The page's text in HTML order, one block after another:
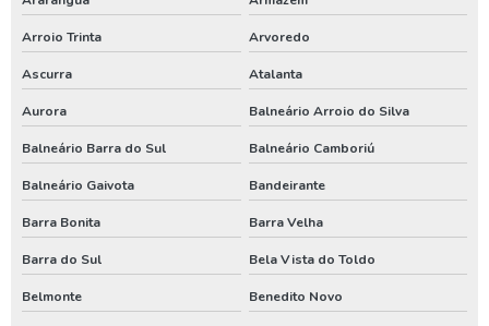
Perfuração de poço artesiano valor
Perfuração de poço artesianos melhor preço
Perfuração de poço preço
Perfuração de poço profundo
Perfuração de poço tubular
Perfuração de poço tubular profundo
Perfuração poço artesiano projeto
Arroio Trinta Arvoredo
Ascurra Atalanta
Aurora Balneário Arroio do Silva
Balneário Barra do Sul Balneário Camboriú
Balneário Gaivota Bandeirante
Barra Bonita Barra Velha
Barra do Sul Bela Vista do Toldo
Belmonte Benedito Novo